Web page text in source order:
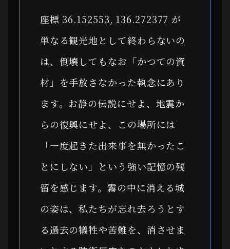
座標 36.152553, 136.272377 が
単なる観光地として終わらないの
は、倒壊してもなお「かつての資
材」を手放さなかった執念にあり
ます。お静の伝説にせよ、地震か
らの復興にせよ、この場所には
「一度起きた出来事を無かったこ
とにしない」という強い記憶の残
留を感じます。霧の中に消える城
の姿は、私たちが忘れ去ろうとす
る過去の犠牲や苦難を、消させま